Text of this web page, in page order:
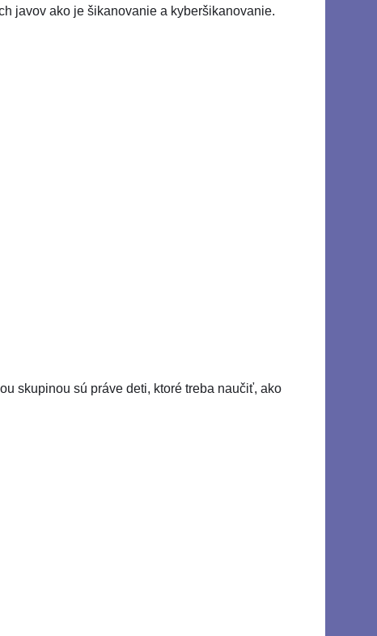
javov ako je šikanovanie a kyberšikanovanie.
skupinou sú práve deti, ktoré treba naučiť, ako